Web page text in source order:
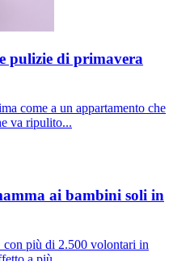
pulizie di primavera
come a un appartamento che
va ripulito...
ai bambini soli in
con più di 2.500 volontari in